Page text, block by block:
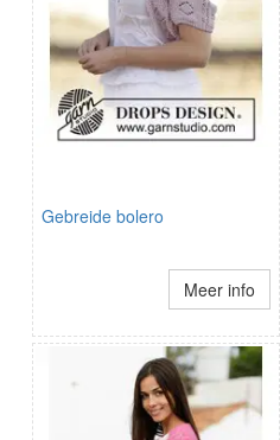
Gebreide bolero
Meer info